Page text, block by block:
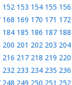
152 153 154 155 156
168 169 170 171 172
184 185 186 187 188
200 201 202 203 204
216 217 218 219 220
232 233 234 235 236
248 249 250 251 252